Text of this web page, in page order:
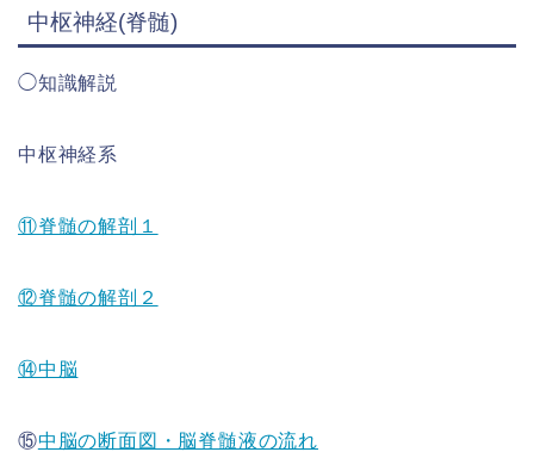
中枢神経(脊髄)
◯知識解説
中枢神経系
⑪脊髄の解剖１
⑫脊髄の解剖２
⑭中脳
⑮中脳の断面図・脳脊髄液の流れ